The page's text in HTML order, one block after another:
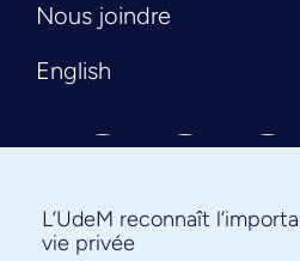
Nous joindre
English
L’UdeM reconnaît
vie privée